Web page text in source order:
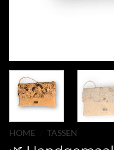
HOME TASSEN